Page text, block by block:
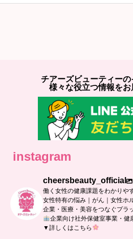
チアーズビューティー
様々な役立つ情報をお
instagram
cheersbeauty_official
働く女性の健康課題をわかりや
女性特有の悩み｜がん｜女性ホ
企業・医療・美容をつなぐプラ
企業向け社外保健室事業・健
▼詳しくはこちら